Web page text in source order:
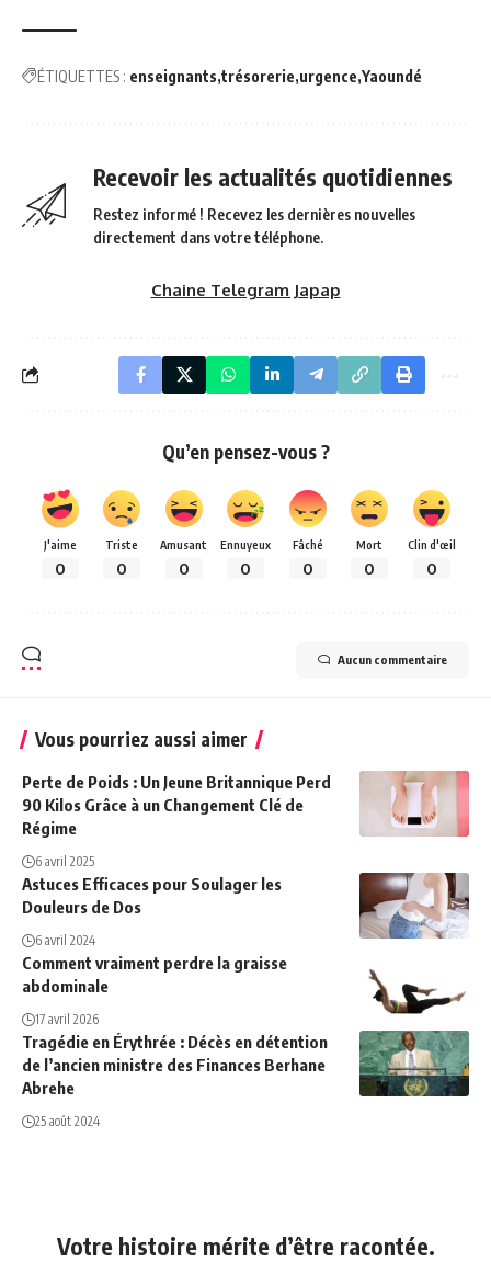
ÉTIQUETTES : enseignants trésorerie urgence Yaoundé
Recevoir les actualités quotidiennes
Restez informé ! Recevez les dernières nouvelles
directement dans votre téléphone.
Chaine Telegram Japap
Qu’en pensez-vous ?
J'aime
0
Triste
0
Amusant
0
Ennuyeux
0
Fâché
0
Mort
0
Clin d'œil
0
Aucun commentaire
Vous pourriez aussi aimer
Perte de Poids : Un Jeune Britannique Perd
90 Kilos Grâce à un Changement Clé de
Régime
6 avril 2025
Astuces Efficaces pour Soulager les
Douleurs de Dos
6 avril 2024
Comment vraiment perdre la graisse
abdominale
17 avril 2026
Tragédie en Érythrée : Décès en détention
de l’ancien ministre des Finances Berhane
Abrehe
25 août 2024
Votre histoire mérite d’être racontée.